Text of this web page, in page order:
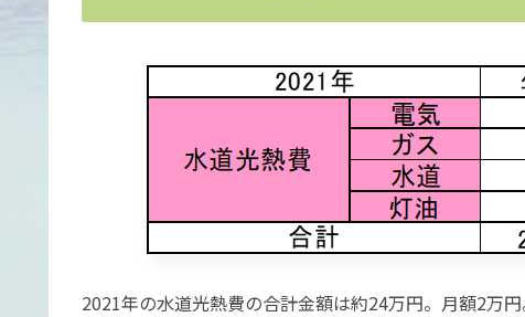
2021年の水道光熱費の合計金額は約24万円。月額2万円